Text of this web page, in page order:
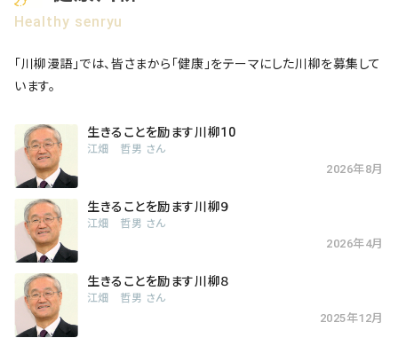
Healthy senryu
「川柳漫語」では、皆さまから「健康」をテーマにした川柳を募集して
います。
生きることを励ます川柳10
江畑 哲男 さん
2026年8月
生きることを励ます川柳９
江畑 哲男 さん
2026年4月
生きることを励ます川柳８
江畑 哲男 さん
2025年12月